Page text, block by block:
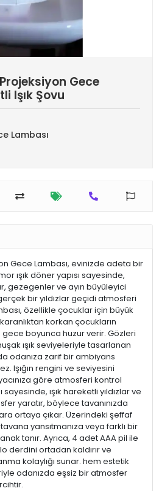
Projeksiyon Gece
Işık Şovu
Lambası
Gece Lambası, evinizde adeta bir
ışık döner yapısı sayesinde,
gezegenler ve ayın büyüleyici
bir yıldızlar geçidi atmosferi
özellikle çocuklar için büyük
korkan çocukların
gece boyunca huzur verir. Gözleri
ışık seviyeleriyle tasarlanan
odanıza zarif bir ambiyans
Işığın rengini ve seviyesini
göre atmosferi kontrol
ışık hareketli yıldızlar ve
yaratır, böylece tavanınızda
ortaya çıkar. Üzerindeki şeffaf
yansıtmanıza veya farklı bir
tanır. Ayrıca, 4 adet AAA pil ile
derdini ortadan kaldırır ve
kolaylığı sunar. hem estetik
odanızda eşsiz bir atmosfer